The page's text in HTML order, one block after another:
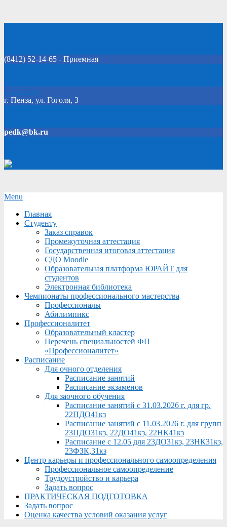
(8412) 52-14-65 - Приемная
Click Here
г. Пенза, ул. Гоголя, 3
pedk@bk.ru
Secondary
Menu
Menu
Главная
Студенту
Заказ справок
Промежуточная аттестация
Государственная итоговая аттестация
СДО Moodle
Образовательная платформа ЮРАЙТ для
студентов
Электронная библиотека
Чемпионаты профессионального мастерства
Профессионалы
Абилимпикс
Профессионалитет
Образовательный кластер
Перечень специальностей ФП
«Профессионалитет»
Расписание
Для очного отделения
Расписание занятий
Расписание экзаменов
Для заочного обучения
Расписание занятий с 31.03.2026 г. для гр.
22ПДО41кз
Расписание занятий с 11.03.2026 г. для групп
23ПДО31кз, 22ДО41кз, 22НК41кз
Расписание с 12.05 для 23ДО31кз, 23НК31кз,
23ФЗК,31кз
Центр карьеры и профессионального самоопределения
Профессиональное самоопределение
Трудоустройство и карьера
Задать вопрос
ПРАКТИЧЕСКАЯ ПОДГОТОВКА
Задать вопрос
Оценка качества условий оказания услуг